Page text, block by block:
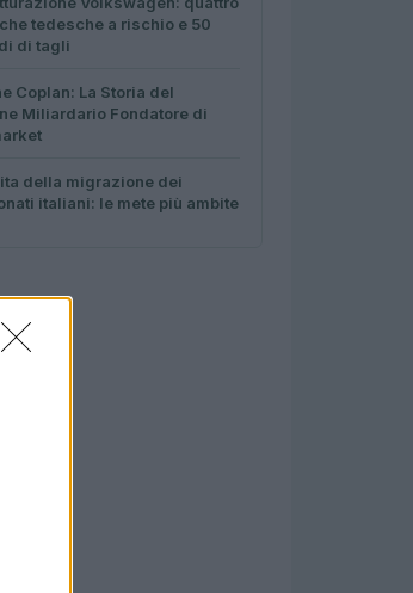
tedesche a rischio e 50
di tagli
Coplan: La Storia del
Miliardario Fondatore di
della migrazione dei
italiani: le mete più ambite